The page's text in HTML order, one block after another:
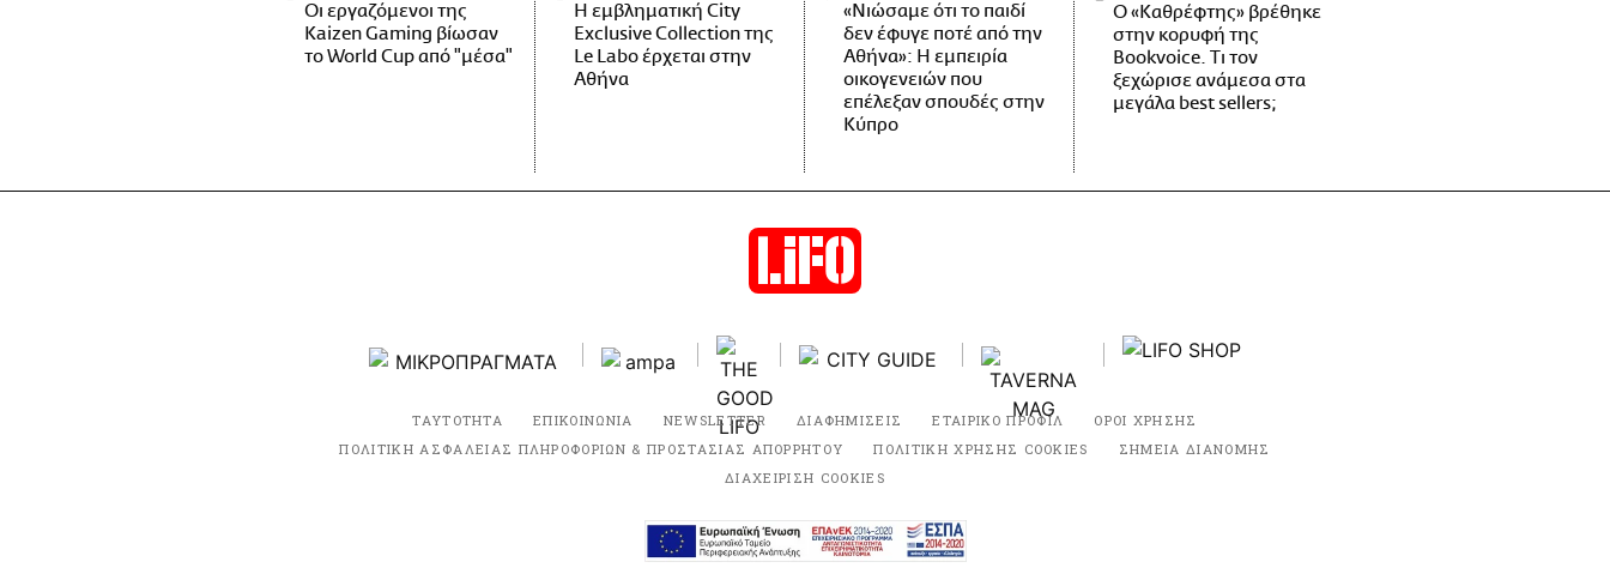
Οι εργαζόμενοι της
Kaizen Gaming βίωσαν
το World Cup από "μέσα"
Η εμβληματική City
Exclusive Collection της
Le Labo έρχεται στην
Αθήνα
«Νιώσαμε ότι το παιδί
δεν έφυγε ποτέ από την
Αθήνα»: Η εμπειρία
οικογενειών που
επέλεξαν σπουδές στην
Κύπρο
Ο «Καθρέφτης» βρέθηκε
στην κορυφή της
Bookvoice. Τι τον
ξεχώρισε ανάμεσα στα
μεγάλα best sellers;
ΤΑΥΤΟΤΗΤΑ ΕΠΙΚΟΙΝΩΝΙΑ NEWSLETTER ΔΙΑΦΗΜΙΣΕΙΣ ΕΤΑΙΡΙΚΟ ΠΡΟΦΙΛ
ΟΡΟΙ ΧΡΗΣΗΣ
ΠΟΛΙΤΙΚΗ ΑΣΦΑΛΕΙΑΣ ΠΛΗΡΟΦΟΡΙΩΝ & ΠΡΟΣΤΑΣΙΑΣ ΑΠΟΡΡΗΤΟΥ
ΠΟΛΙΤΙΚΗ ΧΡΗΣΗΣ COOKIES
ΣΗΜΕΙΑ ΔΙΑΝΟΜΗΣ
ΔΙΑΧΕΙΡΙΣΗ COOKIES